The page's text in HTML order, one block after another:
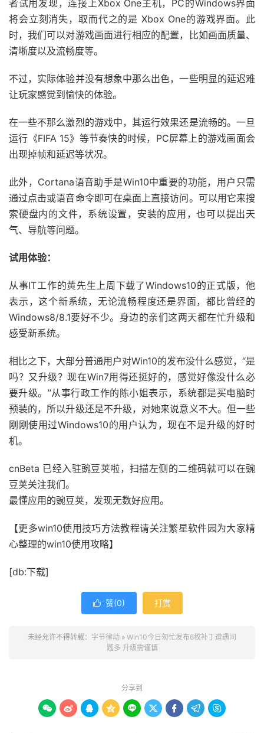
者试用发现，连接上Xbox One主机，PC的Windows界面
将会立刻消失，取而代之的是 Xbox One的游戏界面。此
时，我们可以对游戏画面进行相应的配置，比如画面质量、
清晰度以及流畅度等。
不过，实际体验并没有想象中那么出色，一些明显的延迟难
让玩家感觉到愉快的体验。
在一些不那么激烈的游戏中，其运行效果还是流畅的。一旦
运行《FIFA 15》等节奏快的时候，PC屏幕上的游戏画面会
出现掉帧和延迟等状况。
此外，Cortana语音助手是Win10中重要的功能，用户只需
通过点击或语音命令即可在桌面上直接访问。可以用它来搜
索硬盘内的文件，系统设置，安装的应用，也可以提出天
气、导航等问题。
试用体验：
从事IT工作的黄先生上周下载了Windows10的正式版，他
表示，这个新系统，无论流畅程度还是界面，都比曾经的
Windows8/8.1要好不少。身边的亲们这两天都在忙升级和
感受新系统。
相比之下，大部分普通用户对Win10的发布没什么感觉，“是
吗？又升级？现在Win7用得还挺好的，感觉好像没什么必
要升级。”从事行政工作的陈小姐表示，系统都是买电脑时
预装的，所以升级还是不升级，对她来说意义不大。但一些
刚刚使用过Windows10的用户认为，现在不是升级的好时
机。
cnBeta 已经入驻豌豆荚啦，扫描左侧的二维码就可以在豌
豆荚关注我们。
最懂应用的豌豆荚，发现无数好应用。
【更多win10使用技巧方法教程请关注繁星软件园为大家精
心整理的win10使用攻略】
[db:下载]
 赞(0) 打赏
未经允许不得转载： 字节律动 » Win10今日匆忙发布6枚补丁遭遇问
题多 升级需谨慎
分享到
        